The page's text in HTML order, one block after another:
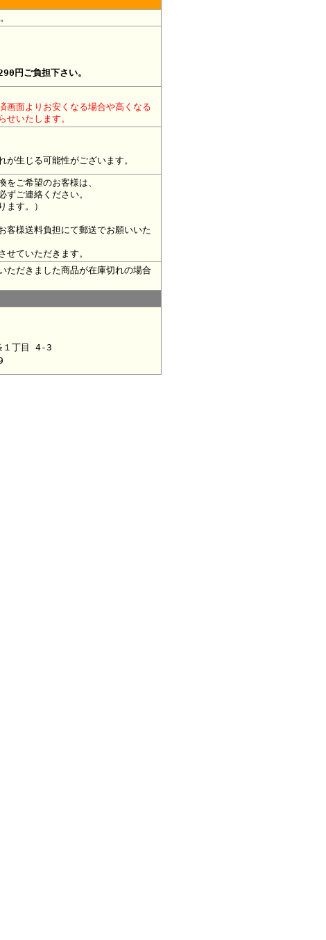
円ご負担下さい。
画面よりお安くなる場合や高くなる
せいたします。
生じる可能性がございます。
ご希望のお客様は、
ご連絡ください。
ます。）
客様送料負担にて郵送でお願いいた
ていただきます。
ただきました商品が在庫切れの場合
１丁目 4-3